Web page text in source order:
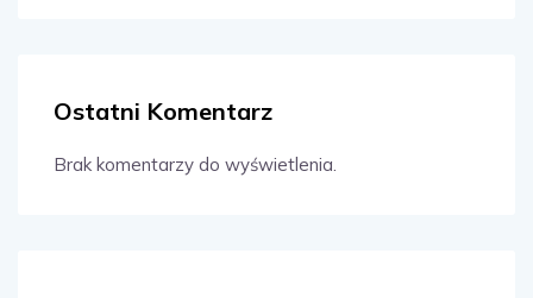
Ostatni Komentarz
Brak komentarzy do wyświetlenia.